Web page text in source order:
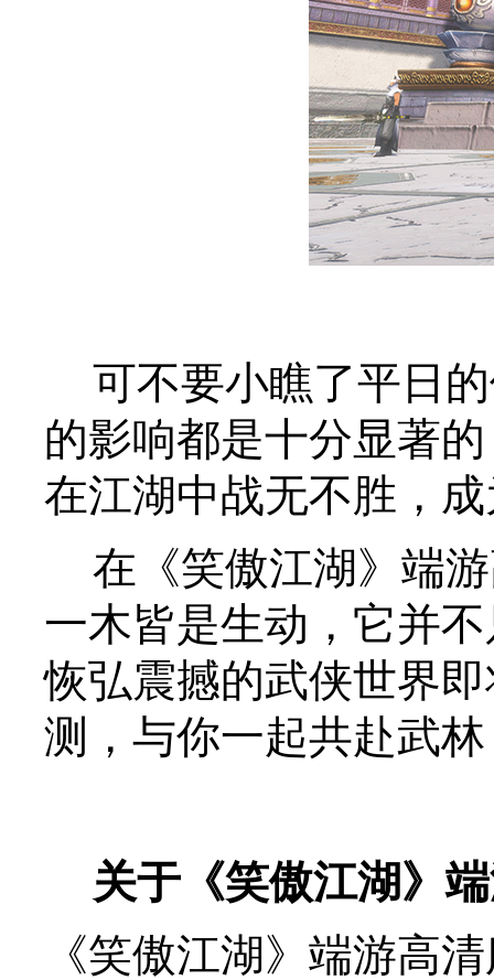
可不要小瞧了平日的
的影响都是十分显著
在江湖中战无不胜，
在《笑傲江湖》端游
一木皆是生动，它并
恢弘震撼的武侠世界
测，与你一起共赴武
关于《笑傲江湖》
《笑傲江湖》端游高